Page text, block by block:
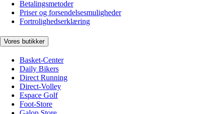
Betalingsmetoder
Priser og forsendelsesmuligheder
Fortrolighedserklæring
Vores butikker
Basket-Center
Daily Bikers
Direct Running
Direct-Volley
Espace Golf
Foot-Store